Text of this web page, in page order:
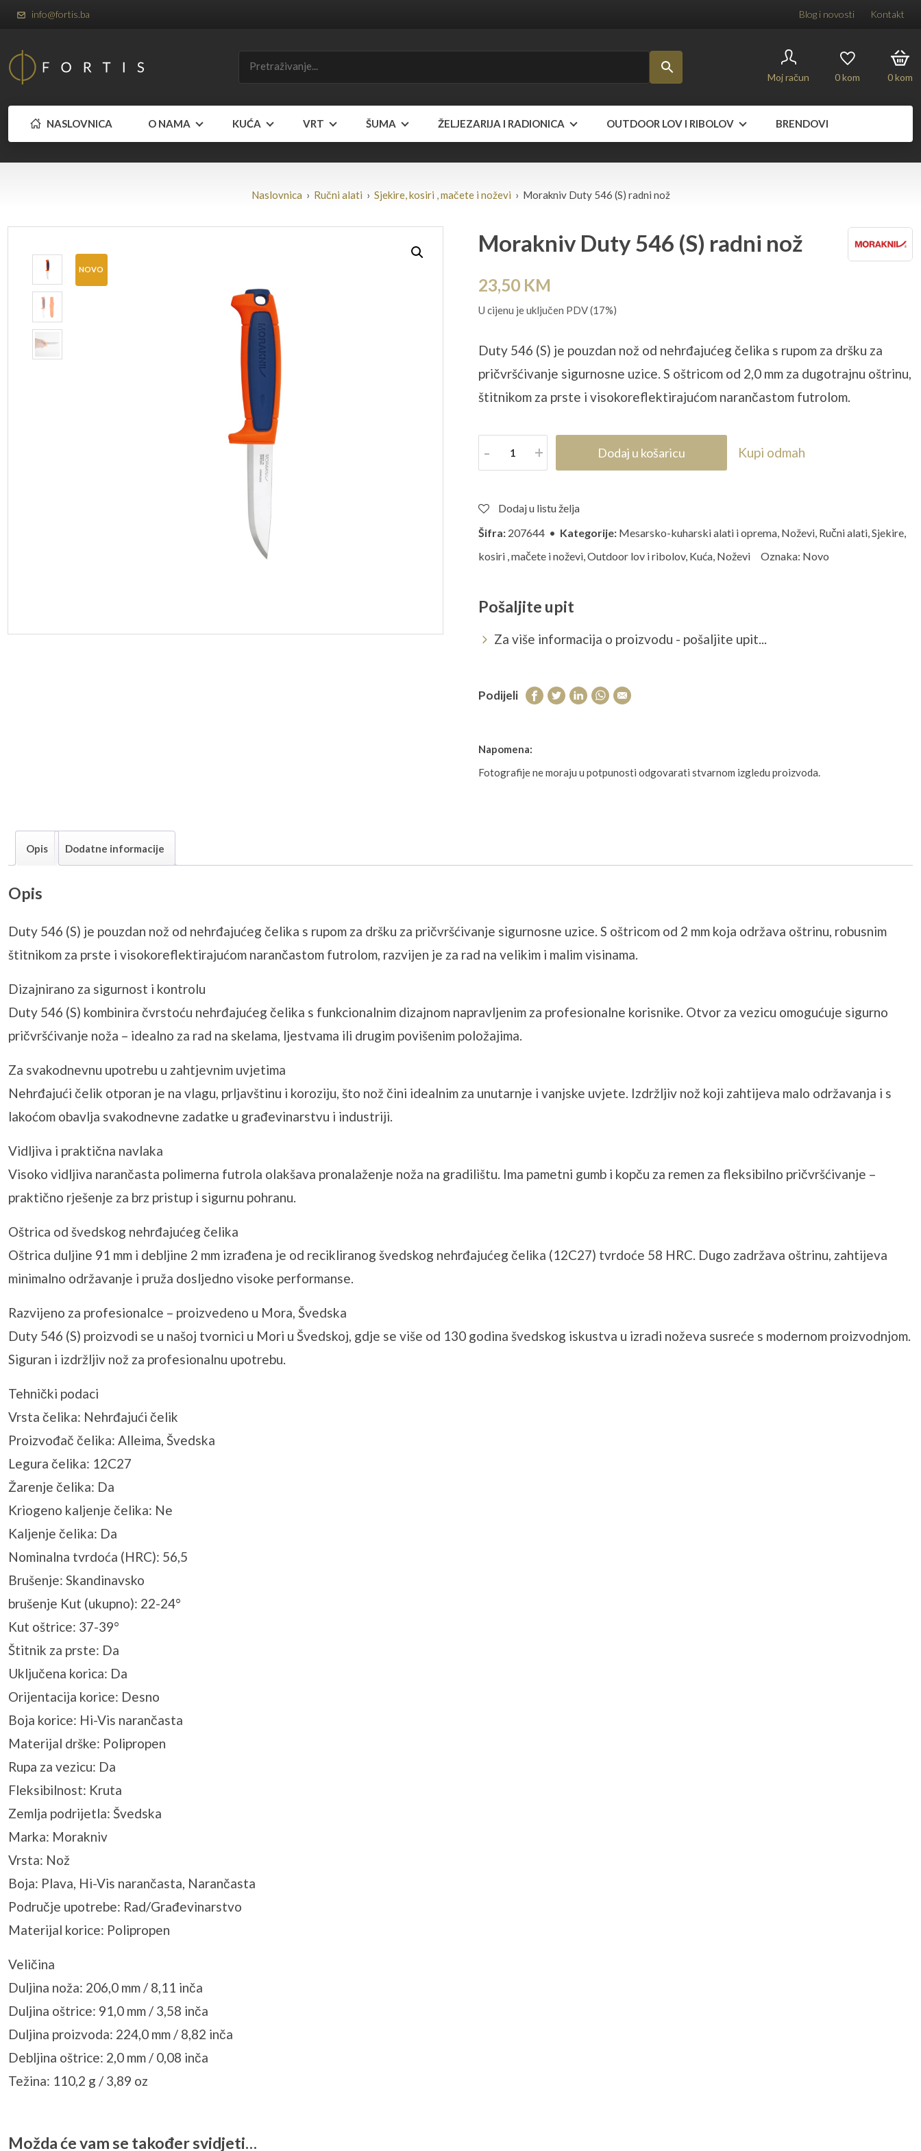
info@fortis.ba Blog i novosti Kontakt
Moj račun 0kom 0kom
NASLOVNICA O NAMA KUĆA VRT ŠUMA ŽELJEZARIJA I RADIONICA OUTDOOR LOV I RIBOLOV BRENDOVI
Naslovnica › Ručni alati › Sjekire, kosiri , mačete i noževi › Morakniv Duty 546 (S) radni nož
NOVO
Morakniv Duty 546 (S) radni nož
23,50 KM
U cijenu je uključen PDV (17%)
Duty 546 (S) je pouzdan nož od nehrđajućeg čelika s rupom za dršku za
pričvršćivanje sigurnosne uzice. S oštricom od 2,0 mm za dugotrajnu oštrinu,
štitnikom za prste i visokoreflektirajućom narančastom futrolom.
Količina Dodaj u košaricu Kupi odmah
Dodaj u listu želja
Šifra: 207644 • Kategorije: Mesarsko-kuharski alati i oprema, Noževi, Ručni alati,Sjekire,
kosiri , mačete i noževi,Outdoor lov i ribolov, Kuća, Noževi Oznaka: Novo
Pošaljite upit
Za više informacija o proizvodu - pošaljite upit...
Podijeli
Napomena:
Fotografije ne moraju u potpunosti odgovarati stvarnom izgledu proizvoda.
Opis Dodatne informacije
Opis
Duty 546 (S) je pouzdan nož od nehrđajućeg čelika s rupom za dršku za pričvršćivanje sigurnosne uzice. S oštricom od 2 mm koja održava oštrinu, robusnim
štitnikom za prste i visokoreflektirajućom narančastom futrolom, razvijen je za rad na velikim i malim visinama.
Dizajnirano za sigurnost i kontrolu
Duty 546 (S) kombinira čvrstoću nehrđajućeg čelika s funkcionalnim dizajnom napravljenim za profesionalne korisnike. Otvor za vezicu omogućuje sigurno
pričvršćivanje noža – idealno za rad na skelama, ljestvama ili drugim povišenim položajima.
Za svakodnevnu upotrebu u zahtjevnim uvjetima
Nehrđajući čelik otporan je na vlagu, prljavštinu i koroziju, što nož čini idealnim za unutarnje i vanjske uvjete. Izdržljiv nož koji zahtijeva malo održavanja i s
lakoćom obavlja svakodnevne zadatke u građevinarstvu i industriji.
Vidljiva i praktična navlaka
Visoko vidljiva narančasta polimerna futrola olakšava pronalaženje noža na gradilištu. Ima pametni gumb i kopču za remen za fleksibilno pričvršćivanje –
praktično rješenje za brz pristup i sigurnu pohranu.
Oštrica od švedskog nehrđajućeg čelika
Oštrica duljine 91 mm i debljine 2 mm izrađena je od recikliranog švedskog nehrđajućeg čelika (12C27) tvrdoće 58 HRC. Dugo zadržava oštrinu, zahtijeva
minimalno održavanje i pruža dosljedno visoke performanse.
Razvijeno za profesionalce – proizvedeno u Mora, Švedska
Duty 546 (S) proizvodi se u našoj tvornici u Mori u Švedskoj, gdje se više od 130 godina švedskog iskustva u izradi noževa susreće s modernom proizvodnjom.
Siguran i izdržljiv nož za profesionalnu upotrebu.
Tehnički podaci
Vrsta čelika: Nehrđajući čelik
Proizvođač čelika: Alleima, Švedska
Legura čelika: 12C27
Žarenje čelika: Da
Kriogeno kaljenje čelika: Ne
Kaljenje čelika: Da
Nominalna tvrdoća (HRC): 56,5
Brušenje: Skandinavsko
brušenje Kut (ukupno): 22-24°
Kut oštrice: 37-39°
Štitnik za prste: Da
Uključena korica: Da
Orijentacija korice: Desno
Boja korice: Hi-Vis narančasta
Materijal drške: Polipropen
Rupa za vezicu: Da
Fleksibilnost: Kruta
Zemlja podrijetla: Švedska
Marka: Morakniv
Vrsta: Nož
Boja: Plava, Hi-Vis narančasta, Narančasta
Područje upotrebe: Rad/Građevinarstvo
Materijal korice: Polipropen
Veličina
Duljina noža: 206,0 mm / 8,11 inča
Duljina oštrice: 91,0 mm / 3,58 inča
Duljina proizvoda: 224,0 mm / 8,82 inča
Debljina oštrice: 2,0 mm / 0,08 inča
Težina: 110,2 g / 3,89 oz
Možda će vam se također svidjeti…